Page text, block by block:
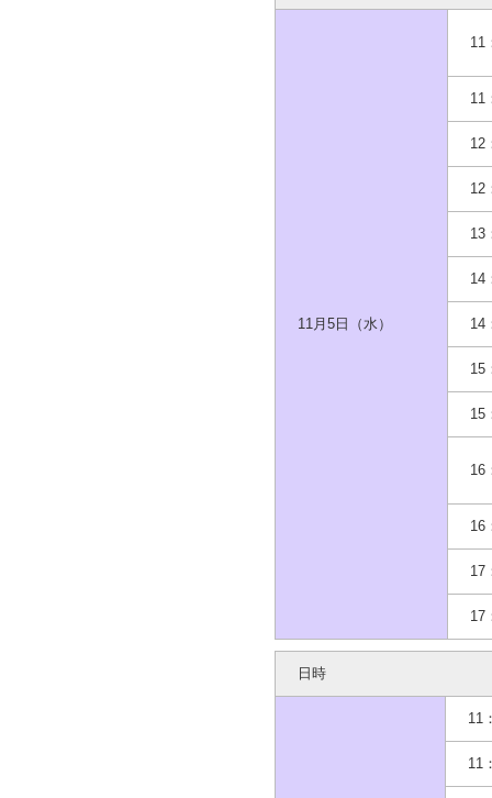
11月5日（水）
11
11
12
12
13
14
14
15
15
16
16
17
17
日時
11
11